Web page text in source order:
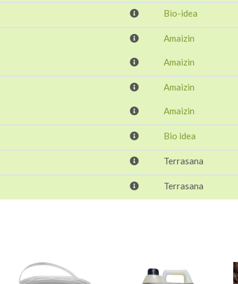
Bio-idea
Amaizin
Amaizin
Amaizin
Amaizin
Bio idea
Terrasana
Terrasana